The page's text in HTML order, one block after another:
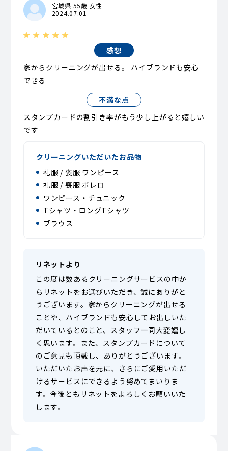
宮城県 55歳 女性
2024.07.01
感想
家からクリーニングが出せる。 ハイブランドも安心
できる
不満な点
スタンプカードの割引き率がもう少し上がると嬉しい
です
クリーニングいただいたお品物
礼服 / 喪服 ワンピース
礼服 / 喪服 ボレロ
ワンピース・チュニック
Tシャツ・ロングTシャツ
ブラウス
リネットより
この度は数あるクリーニングサービスの中か
らリネットをお選びいただき、誠にありがと
うございます。家からクリーニングが出せる
ことや、ハイブランドも安心してお出しいた
だいているとのこと、スタッフ一同大変嬉し
く思います。また、スタンプカードについて
のご意見も頂戴し、ありがとうございます。
いただいたお声を元に、さらにご愛用いただ
けるサービスにできるよう努めてまいりま
す。今後ともリネットをよろしくお願いいた
します。